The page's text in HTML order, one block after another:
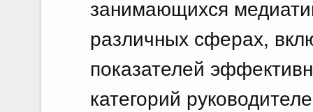
занимающихся
различных сферах,
показателей
категорий